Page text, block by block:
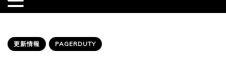
更新情報 PAGERDUTY